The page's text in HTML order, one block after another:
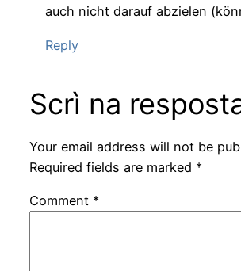
auch nicht darauf abzielen
Reply
Scrì na
Your email address will not be
Required fields are marked *
Comment *